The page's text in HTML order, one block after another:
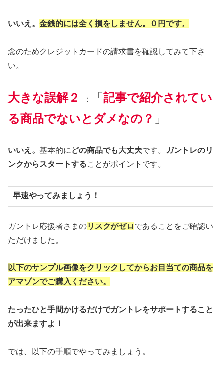
いいえ。 金銭的には全く損をしません。 ０円です。
念のためクレジットカードの請求書を確認してみて下さ
い。
大きな誤解２ ： 「記事で紹介されてい
る商品でないとダメなの？ 」
いいえ。 基本的に どの商品でも大丈夫です。
ガントレのリ
ンクからスタートすることがポイントです。
早速やってみましょう！
ガントレ応援者さまのリスクがゼロであることをご確認い
ただけました。
以下のサンプル画像をクリックしてからお目当ての商品を
アマゾンでご購入ください。
たったひと手間かけるだけでガントレをサポートすること
が出来ますよ！
では、以下の手順でやってみましょう。